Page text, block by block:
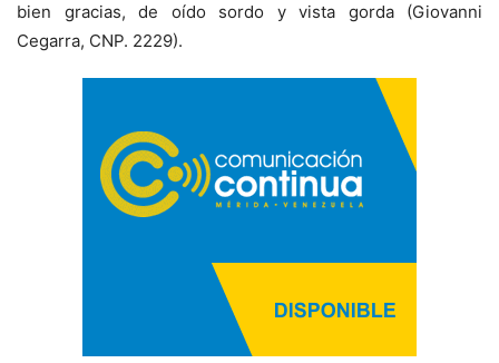
bien gracias, de oído sordo y vista gorda (Giovanni
Cegarra, CNP. 2229).